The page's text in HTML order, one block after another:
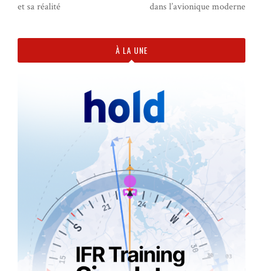
et sa réalité
dans l’avionique moderne
À LA UNE